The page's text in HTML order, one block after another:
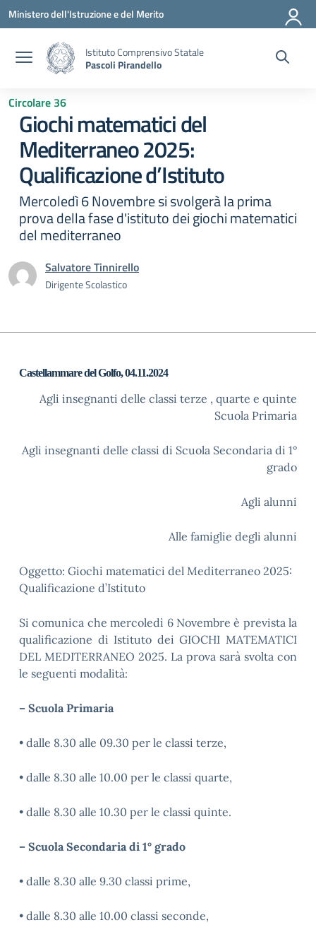
Vai ai contenuti
Vai al menu di navigazione
Vai al footer
Ministero dell'Istruzione e del Merito
Istituto Comprensivo Statale
Pascoli Pirandello
Circolare 36
Giochi matematici del
Mediterraneo 2025:
Qualificazione d’Istituto
Mercoledì 6 Novembre si svolgerà la prima
prova della fase d'istituto dei giochi matematici
del mediterraneo
Salvatore Tinnirello
Dirigente Scolastico
Castellammare del Golfo, 04.11.2024
Agli insegnanti delle classi terze , quarte e quinte
Scuola Primaria
Agli insegnanti delle classi di Scuola Secondaria di 1°
grado
Agli alunni
Alle famiglie degli alunni
Oggetto: Giochi matematici del Mediterraneo 2025:
Qualificazione d’Istituto
Si comunica che mercoledì 6Novembre è prevista la
qualificazione di Istituto dei GIOCHI MATEMATICI
DEL MEDITERRANEO 2025. La prova sarà svolta con
le seguenti modalità:
– Scuola Primaria
• dalle 8.30 alle 09.30 per le classi terze,
• dalle 8.30 alle 10.00 per le classi quarte,
• dalle 8.30 alle 10.30 per le classi quinte.
– Scuola Secondaria di 1° grado
• dalle 8.30 alle 9.30 classi prime,
• dalle 8.30 alle 10.00 classi seconde,